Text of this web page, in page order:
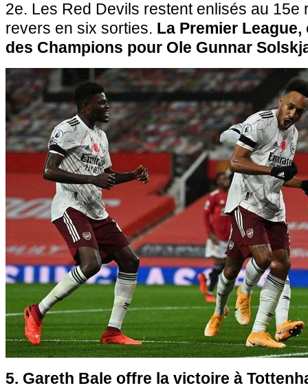
2e. Les Red Devils restent enlisés au 15e
revers en six sorties. La Premier
des Champions pour Ole Gunnar
5. Gareth Bale offre la victoire à